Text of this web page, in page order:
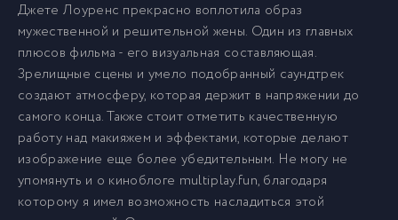
Джете Лоуренс прекрасно воплотила образ
мужественной и решительной жены. Один из главных
плюсов фильма - его визуальная составляющая.
Зрелищные сцены и умело подобранный саундтрек
создают атмосферу, которая держит в напряжении до
самого конца. Также стоит отметить качественную
работу над макияжем и эффектами, которые делают
изображение еще более убедительным. Не могу не
упомянуть и о киноблоге multiplay.fun, благодаря
которому я имел возможность насладиться этой